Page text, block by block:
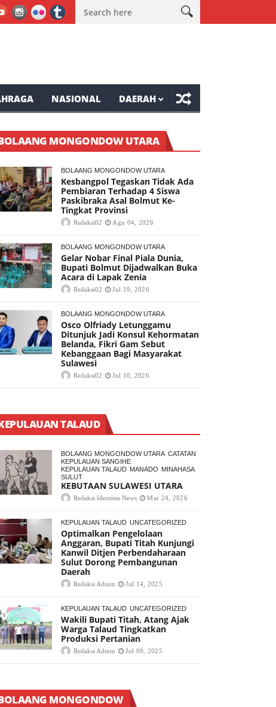
ke-81 Tompaso Raya Mantap, Lomba Bulu Tangkis Awali
NASIONAL DAERAH
MONGONDOW UTARA
BOLAANG MONGONDOW UTARA
Kesbangpol Tegaskan Tidak Ada
Pembiaran Terhadap 4 Siswa
Paskibraka Asal Bolmut Ke-
Tingkat Provinsi
Redaksi02 Agu 04, 2026
BOLAANG MONGONDOW UTARA
Gelar Nobar Final Piala Dunia,
Bupati Bolmut Dijadwalkan Buka
Acara di Lapak Zenia
Redaksi02 Jul 19, 2026
BOLAANG MONGONDOW UTARA
Osco Olfriady Letunggamu
Ditunjuk Jadi Konsul Kehormatan
Belanda, Fikri Gam Sebut
Kebanggaan Bagi Masyarakat
Sulawesi
Redaksi02 Jul 10, 2026
TALAUD
BOLAANG MONGONDOW UTARA CATATAN
KEPULAUAN SANGIHE
KEPULAUAN TALAUD MANADO MINAHASA
SULUT
KEBUTAAN SULAWESI UTARA
Redaksi Identitas News Mar 24, 2026
KEPULAUAN TALAUD UNCATEGORIZED
Optimalkan Pengelolaan
Anggaran, Bupati Titah Kunjungi
Kanwil Ditjen Perbendaharaan
Sulut Dorong Pembangunan
Daerah
Redaksi Admin Jul 14, 2025
KEPULAUAN TALAUD UNCATEGORIZED
Wakili Bupati Titah, Atang Ajak
Warga Talaud Tingkatkan
Produksi Pertanian
Redaksi Admin Jul 09, 2025
MONGONDOW